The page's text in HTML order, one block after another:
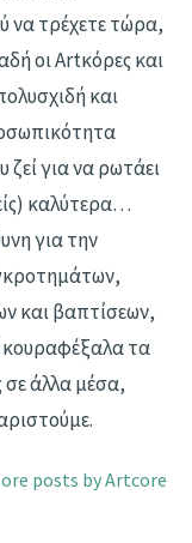
να τρέχετε τώρα,
οι Αrtκόρες και
και
για να ρωτάει
καλύτερα…
για την
και βαπτίσεων,
κουραφέξαλα τα
σε άλλα μέσα,
posts by Artcore